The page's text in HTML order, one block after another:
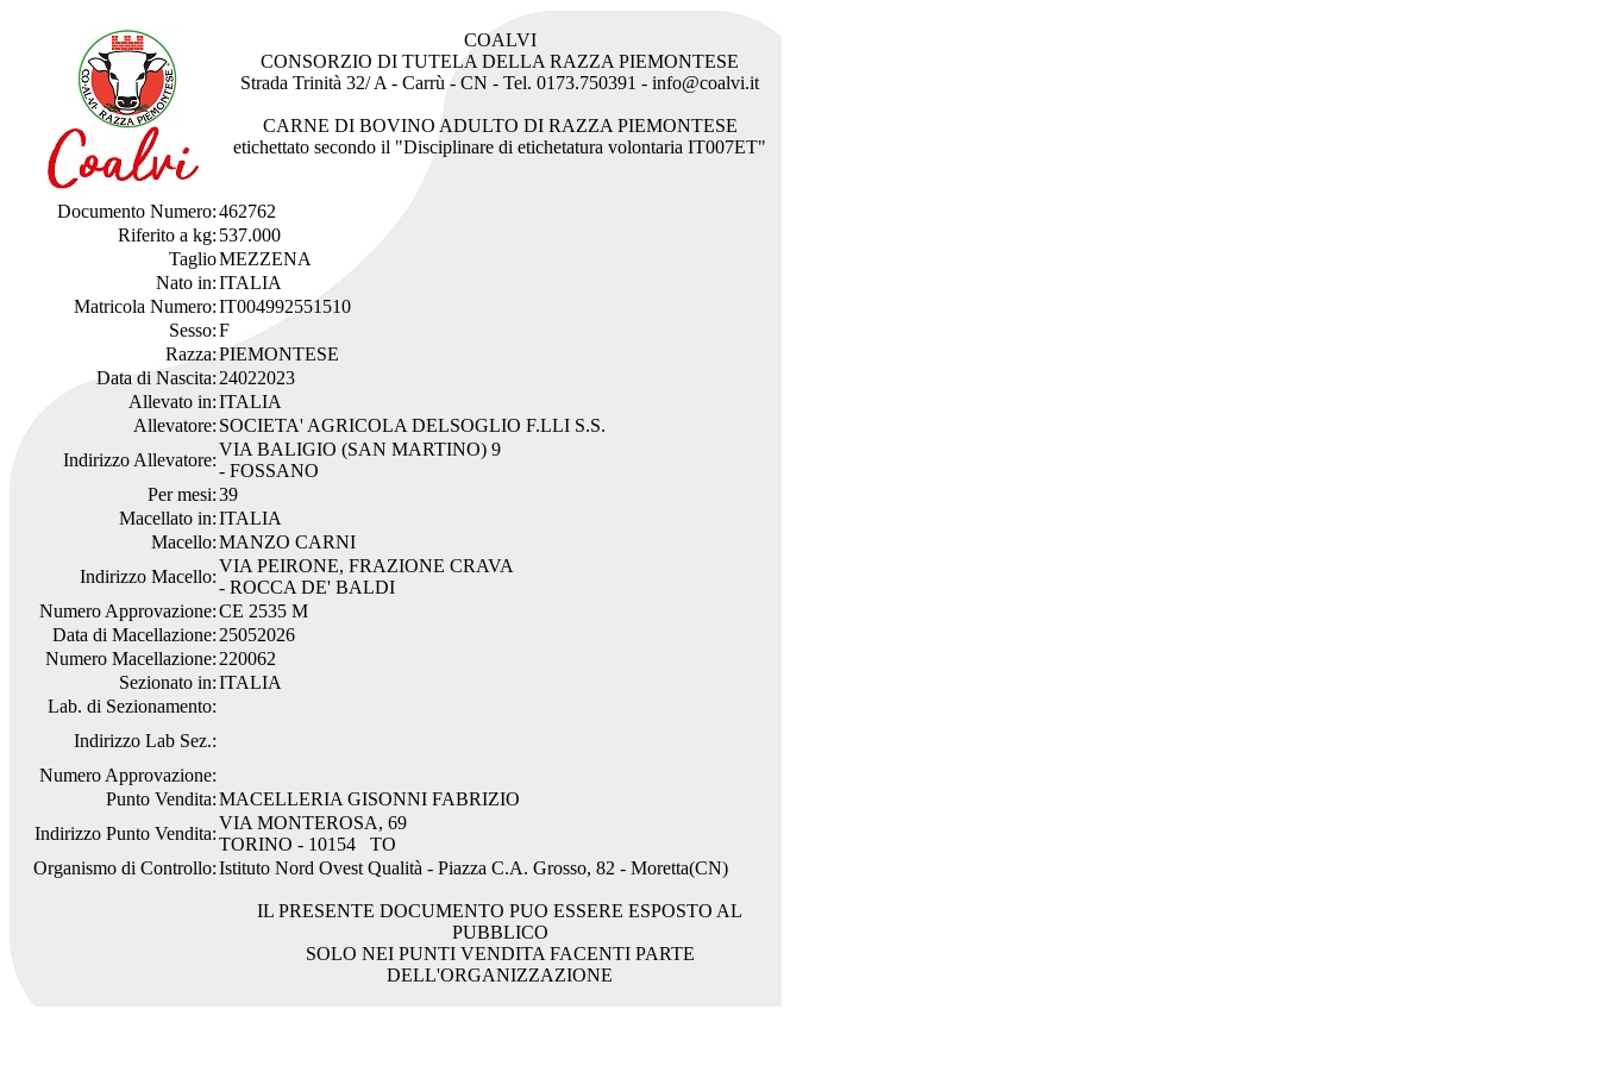
COALVI
CONSORZIO DI TUTELA DELLA RAZZA PIEMONTESE
Strada Trinità 32/ A - Carrù - CN - Tel. 0173.750391 - info@coalvi.it
CARNE DI BOVINO ADULTO DI RAZZA PIEMONTESE
etichettato secondo il "Disciplinare di etichetatura volontaria IT007ET"
Documento Numero:462762
Riferito a kg: 537.000
TaglioMEZZENA
Nato in:ITALIA
Matricola Numero:IT004992551510
Sesso:F
Razza:PIEMONTESE
Data di Nascita: 24022023
Allevato in:ITALIA
Allevatore: SOCIETA' AGRICOLA DELSOGLIO F.LLI S.S.
Indirizzo Allevatore:
VIA BALIGIO (SAN MARTINO) 9
- FOSSANO
Per mesi:39
Macellato in:ITALIA
Macello:MANZO CARNI
Indirizzo Macello:
VIA PEIRONE, FRAZIONE CRAVA
- ROCCA DE' BALDI
Numero Approvazione:CE 2535 M
Data di Macellazione: 25052026
Numero Macellazione: 220062
Sezionato in:ITALIA
Lab. di Sezionamento:
Indirizzo Lab Sez.:
Numero Approvazione:
Punto Vendita:MACELLERIA GISONNI FABRIZIO
Indirizzo Punto Vendita:
VIA MONTEROSA, 69
TORINO - 10154 TO
Organismo di Controllo:Istituto Nord Ovest Qualità - Piazza C.A. Grosso, 82 - Moretta(CN)
IL PRESENTE DOCUMENTO PUO ESSERE ESPOSTO AL
PUBBLICO
SOLO NEI PUNTI VENDITA FACENTI PARTE
DELL'ORGANIZZAZIONE